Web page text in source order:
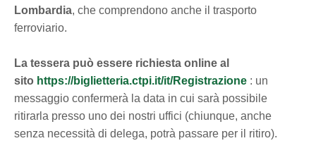
Lombardia, che comprendono anche il trasporto
ferroviario.
La tessera può essere richiesta online al
sito https://biglietteria.ctpi.it/it/Registrazione : un
messaggio confermerà la data in cui sarà possibile
ritirarla presso uno dei nostri uffici (chiunque, anche
senza necessità di delega, potrà passare per il ritiro).